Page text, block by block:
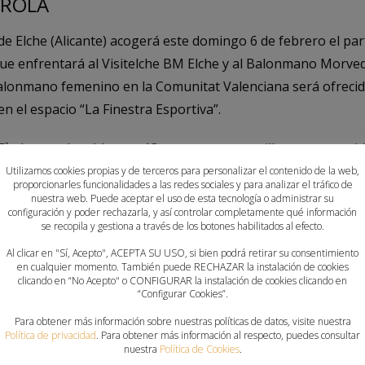
Elche (Alicante) acogerá este domingo 6 de febrero el
enfrentará al Visitelche BM Elche y al Balonmano
femenino en la Comunitat Valenciana será
el espacio “La Finestra Esportiva”.
plaza en la tabla, con 13 puntos en su casillero y un
Caja Rural Aula Valladolid de la 11ª jornada. El equipo
tan solo un encuentro liguero en lo que va de
hay que sumar los dos partidos de la eliminatoria de
Arazim
llega a “El Nostre Derbi” tras haber caído
Las saguntinas consiguieron la victoria en la ida
,
Iberdrola suman 6 puntos, que les coloca en la 11ª
demostrado ser un equipo correoso y que no se deja
Utilizamos cookies propias y de terceros para personalizar el contenido de la web,
proporcionarles funcionalidades a las redes sociales y para analizar el tráfico de
nuestra web. Puede aceptar el uso de esta tecnología o administrar su
configuración y poder rechazarla, y así controlar completamente qué información
se recopila y gestiona a través de los botones habilitados al efecto.
Al clicar en "Sí, Acepto", ACEPTA SU USO, si bien podrá retirar su consentimiento
en cualquier momento. También puede RECHAZAR la instalación de cookies
clicando en “No Acepto" o CONFIGURAR la instalación de cookies clicando en
“Configurar Cookies”.
Para obtener más información sobre nuestras políticas de datos, visite nuestra
Política de privacidad. Para obtener más información al respecto, puedes consultar
nuestra Política de Cookies.